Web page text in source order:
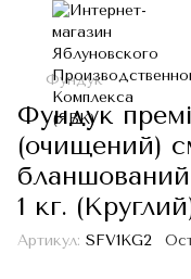
Фундук
Фундук
(очищений)
1 кг.
Артикул: SFV1KG2